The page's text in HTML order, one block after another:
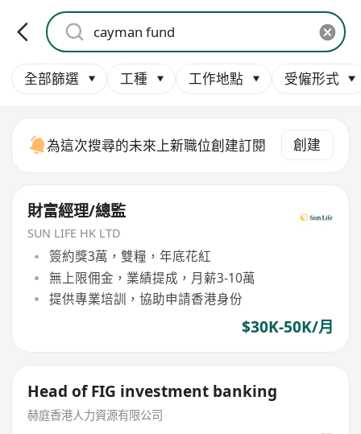
全部篩選 工種 工作地點 受僱形式
為這次搜尋的未來上新職位創建訂閱 創建
財富經理/總監
SUN LIFE HK LTD
簽約獎3萬，雙糧，年底花紅
無上限佣金，業績提成，月薪3-10萬
提供專業培訓，協助申請香港身份
$30K-50K/月
Head of FIG investment banking
赫庭香港人力資源有限公司